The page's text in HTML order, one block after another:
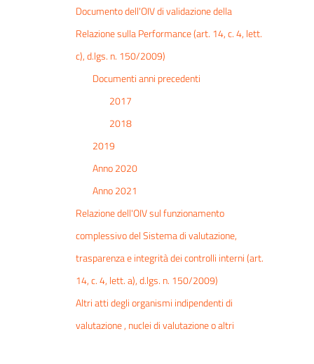
Documento dell'OIV di validazione della
Relazione sulla Performance (art. 14, c. 4, lett.
c), d.lgs. n. 150/2009)
Documenti anni precedenti
2017
2018
2019
Anno 2020
Anno 2021
Relazione dell'OIV sul funzionamento
complessivo del Sistema di valutazione,
trasparenza e integrità dei controlli interni (art.
14, c. 4, lett. a), d.lgs. n. 150/2009)
Altri atti degli organismi indipendenti di
valutazione , nuclei di valutazione o altri